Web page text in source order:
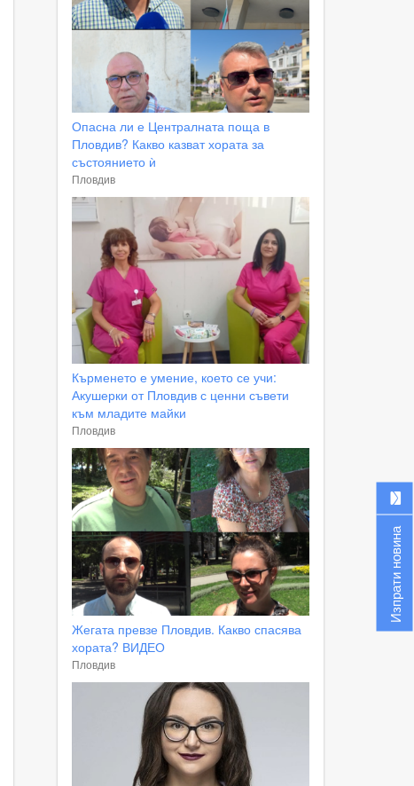
Опасна ли е Централната поща в
Пловдив? Какво казват хората за
състоянието ѝ
Пловдив
Кърменето е умение, което се учи:
Акушерки от Пловдив с ценни съвети
към младите майки
Пловдив
Жегата превзе Пловдив. Какво спасява
хората? ВИДЕО
Пловдив
Изпрати новина